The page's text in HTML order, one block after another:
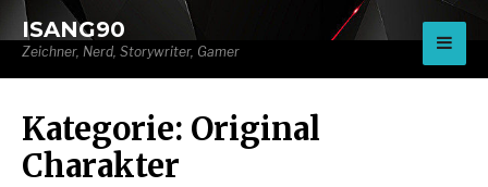
ISANG90
Zeichner, Nerd, Storywriter, Gamer
Kategorie: Original
Charakter
for: